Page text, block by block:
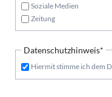
Soziale Medien
Zeitung
Pflichtfeld
Datenschutzhinweis*
Hiermit stimme ich dem